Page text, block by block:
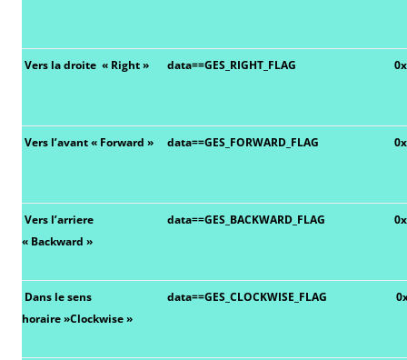
Vers la droite « Right » data==GES_RIGHT_FLAG
Vers l’avant « Forward » data==GES_FORWARD_FLAG
Vers l’arriere
« Backward »
data==GES_BACKWARD_FLAG
Dans le sens
horaire »Clockwise »
data==GES_CLOCKWISE_FLAG